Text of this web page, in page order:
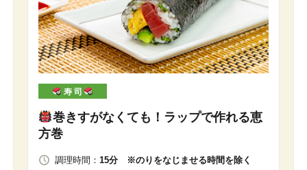
寿 司
巻きすがなくても！ラップで作れる恵
方巻
調理時間： 15分 ※のりをなじませる時間を除く